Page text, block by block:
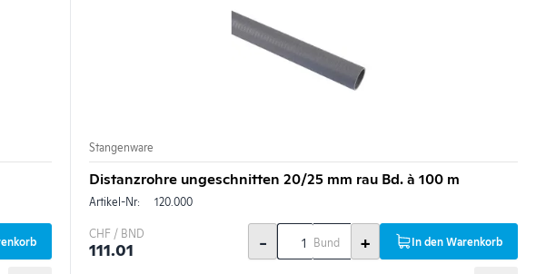
Stangenware
Distanzrohre ungeschnitten 20/25 mm rau Bd. à 100 m
Artikel-Nr: 120.000
CHF / BND
111.01 - Bund + In den Warenkorb